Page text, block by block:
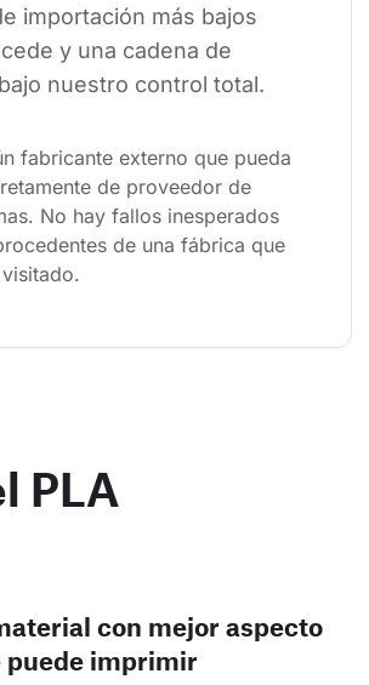
importación más bajos
y una cadena de
nuestro control total.
fabricante externo que pueda
de proveedor de
No hay fallos inesperados
de una fábrica que
PLA
con mejor aspecto
puede imprimir